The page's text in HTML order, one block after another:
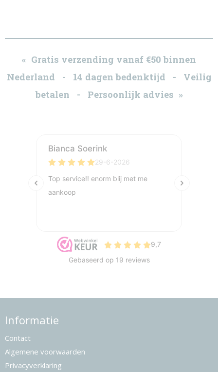
« Gratis verzending vanaf €50 binnen
Nederland - 14 dagen bedenktijd - Veilig
betalen - Persoonlijk advies »
Informatie
Contact
Algemene voorwaarden
Privacyverklaring